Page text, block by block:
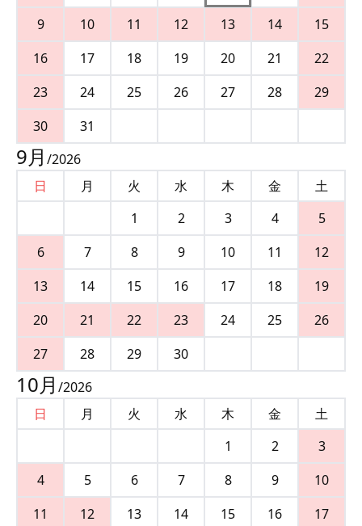
9
10 11 12 13 14
15
16
17 18 19 20 21
22
23
24 25 26 27 28
29
30
31
9月 /2026
日
月 火 水 木 金
土
1
2 3 4
5
6
7 8 9 10 11
12
13
14 15 16 17 18
19
20
21 22 23 24 25
26
27
28 29 30
10月 /2026
日
月 火 水 木 金
土
1
2
3
4
5 6 7 8 9
10
11
12 13 14 15 16
17